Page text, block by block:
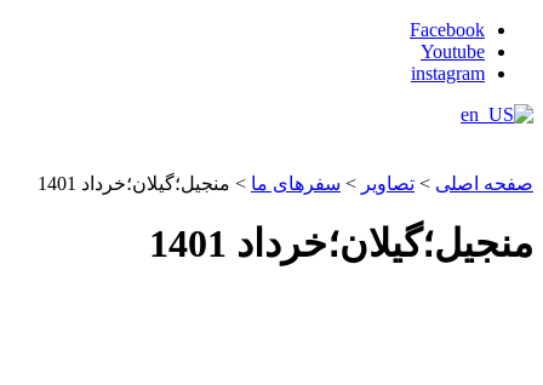
Facebook
Youtube
instagram
صفحه اصلی> تصاویر > سفرهای ما> منجیل؛گیلان؛خرداد 1401
منجیل؛گیلان؛خرداد 1401